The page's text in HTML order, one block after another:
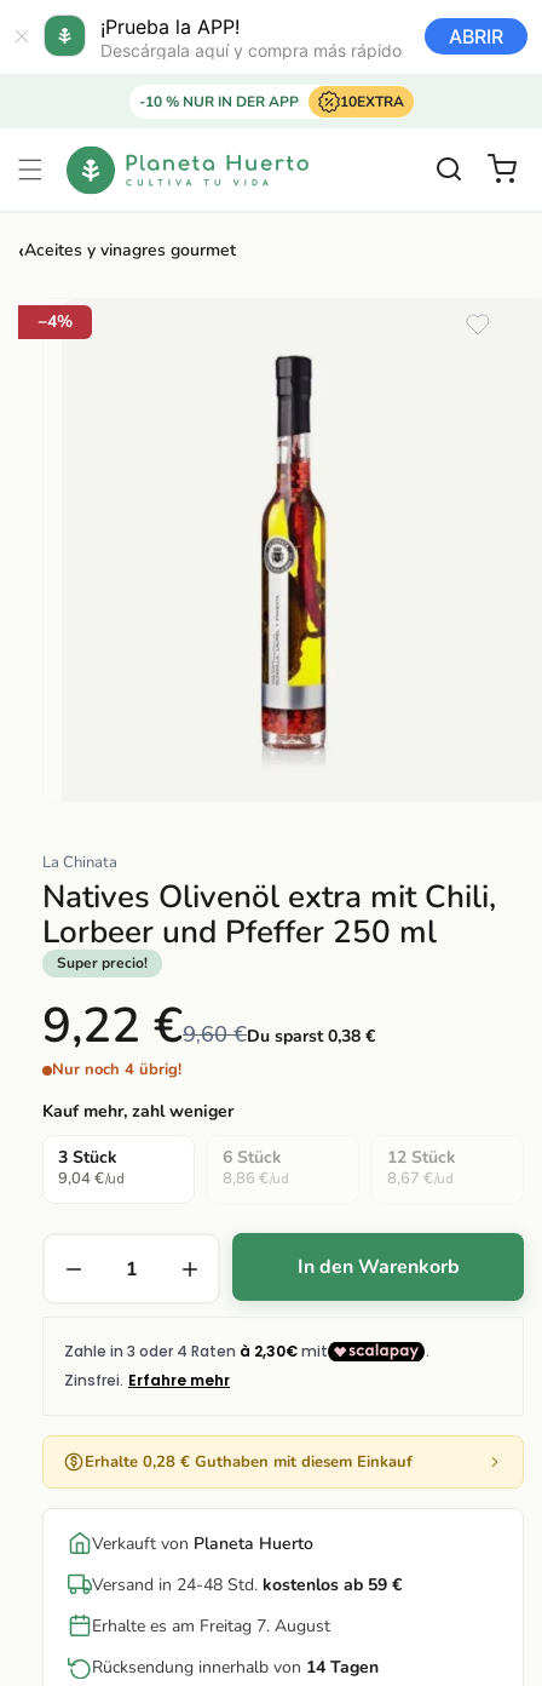
¡Prueba la APP!
Descárgala aquí y compra más rápido
ABRIR
directamente
al contenido
-10 % NUR IN DER APP 10EXTRA
Carrito
‹Aceites y vinagres gourmet
a la
información
multimedia
1
en
una
ventana
−4%
La Chinata
Natives Olivenöl extra mit Chili,
Lorbeer und Pfeffer 250 ml
Super precio!
9,22 €9,60 €Du sparst 0,38 €
Nur noch 4 übrig!
Kauf mehr, zahl weniger
3 Stück
9,04 €/ud
6 Stück
8,86 €/ud
12 Stück
8,67 €/ud
In den Warenkorb
Erhalte 0,28 € Guthaben mit diesem Einkauf
Verkauft von Planeta Huerto
Versand in 24-48 Std. kostenlos ab 59 €
Erhalte es am Freitag 7. August
Rücksendung innerhalb von 14 Tagen